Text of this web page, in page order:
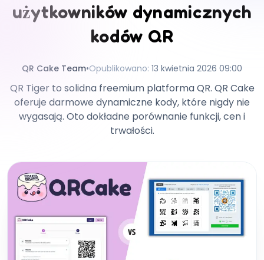
API
użytkowników dynamicznych
kodów QR
QR Cake Team•Opublikowano: 13 kwietnia 2026 09:00
QR Tiger to solidna freemium platforma QR. QR Cake
oferuje darmowe dynamiczne kody, które nigdy nie
wygasają. Oto dokładne porównanie funkcji, cen i
trwałości.